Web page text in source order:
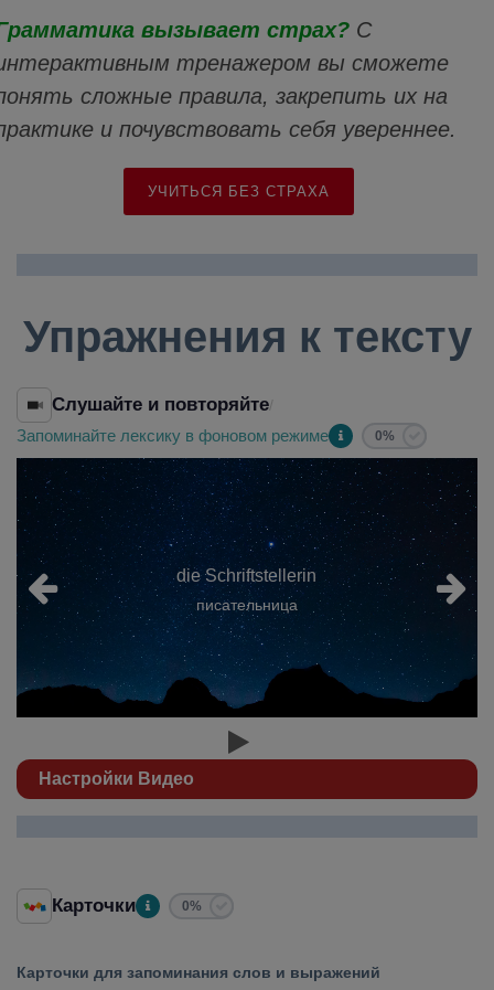
вызывает страх? С
тренажером вы сможете
сложные правила, закрепить их на
и почувствовать себя увереннее.
УЧИТЬСЯ БЕЗ СТРАХА
Упражнения к тексту
Слушайте и повторяйте/
Запоминайте лексику в фоновом режиме 0%
die Schriftstellerin
писательница
Настройки Видео
Карточки 0%
Карточки для запоминания слов и выражений